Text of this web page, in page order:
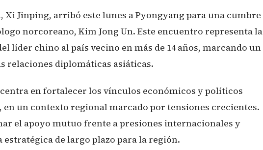
Xi Jinping, arribó este lunes a Pyongyang para una cumbre
norcoreano, Kim Jong Un. Este encuentro representa la
líder chino al país vecino en más de 14 años, marcando un
relaciones diplomáticas asiáticas.
en fortalecer los vínculos económicos y políticos
en un contexto regional marcado por tensiones crecientes.
el apoyo mutuo frente a presiones internacionales y
de largo plazo para la región.